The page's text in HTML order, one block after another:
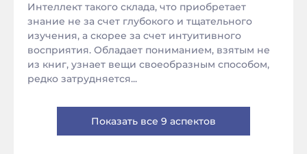
Интеллект такого склада, что приобретает
знание не за счет глубокого и тщательного
изучения, а скорее за счет интуитивного
восприятия. Обладает пониманием, взятым не
из книг, узнает вещи своеобразным способом,
редко затрудняется...
Показать все 9 аспектов